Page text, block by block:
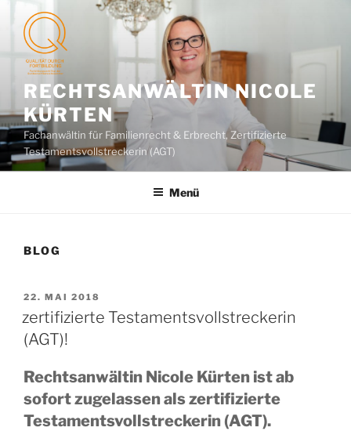
Inhalt
springen
RECHTSANWÄLTIN NICOLE
KÜRTEN
Fachanwältin für Familienrecht & Erbrecht, Zertifizierte
Testamentsvollstreckerin (AGT)
Menü
BLOG
VERÖFFENTLICHT
22. MAI 2018
zertifizierte Testamentsvollstreckerin
(AGT)!
Rechtsanwältin Nicole Kürten ist ab
sofort zugelassen als zertifizierte
Testamentsvollstreckerin (AGT).